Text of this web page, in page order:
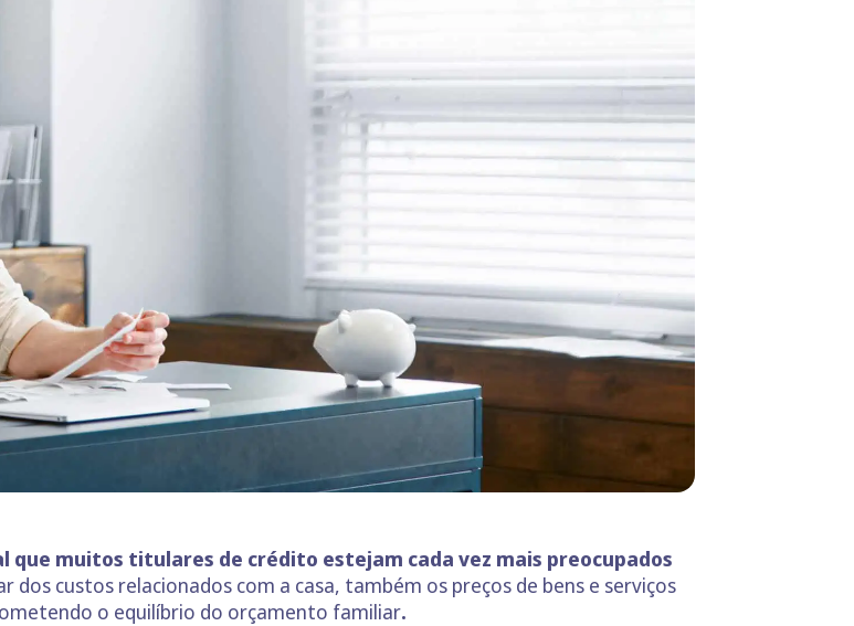
que muitos titulares de crédito estejam cada vez mais preocupados
dos custos relacionados com a casa, também os preços de bens e serviços
o equilíbrio do orçamento familiar.